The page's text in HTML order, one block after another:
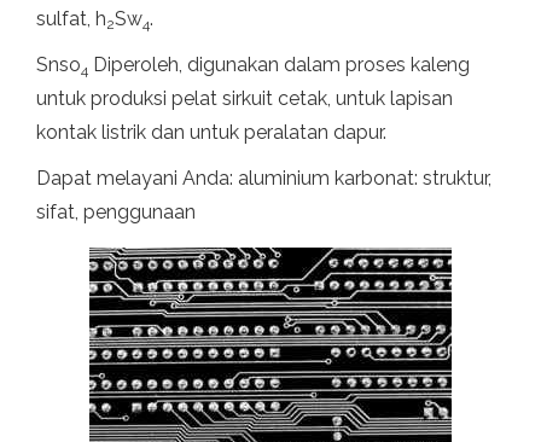
sulfat, h2Sw4.
Snso4 Diperoleh, digunakan dalam proses kaleng
untuk produksi pelat sirkuit cetak, untuk lapisan
kontak listrik dan untuk peralatan dapur.
Dapat melayani Anda: aluminium karbonat: struktur,
sifat, penggunaan